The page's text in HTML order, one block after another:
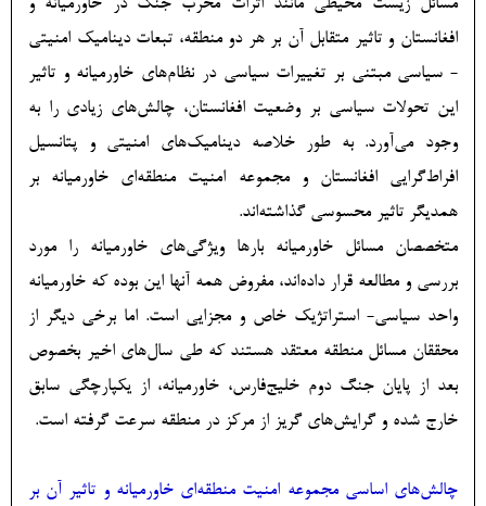
مسائل زیست محیطی مانند اثرات مخرب جنگ در خاورمیانه و
افغانستان و تاثیر متقابل آن بر هر دو منطقه، تبعات دینامیک امنیتی
- سیاسی مبتنی بر تغییرات سیاسی در نظام‌های خاورمیانه و تاثیر
این تحولات سیاسی بر وضعیت افغانستان، چالش‌های زیادی را به
وجود می‌آورد. به طور خلاصه دینامیک‌­های امنیتی و پتانسیل
افراط‌گرایی افغانستان و مجموعه امنیت منطقه‌ای خاورمیانه بر
همدیگر تاثیر محسوسی گذاشته­‌اند.
متخصصان مسائل خاورمیانه بارها ویژگی‌های خاورمیانه را مورد
بررسی و مطالعه قرار داده‌اند، مفروض همه آنها این بوده که خاورمیانه
واحد سیاسی- استراتژیک خاص و مجزایی است. اما برخی دیگر از
محققان مسائل منطقه معتقد هستند که طی سال‌های اخیر بخصوص
بعد از پایان جنگ دوم خلیج‌فارس، خاورمیانه، از یکپارچگی سابق
خارج شده و گرایش‌های گریز از مرکز در منطقه سرعت گرفته است.
چالش‌های اساسی مجموعه امنیت منطقه‌­ای خاورمیانه و تاثیر آن بر